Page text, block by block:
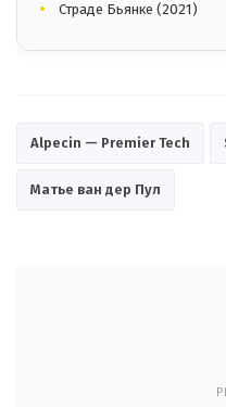
Страде Бьянке (2021)
Alpecin — Premier Tech
Матье ван дер Пул